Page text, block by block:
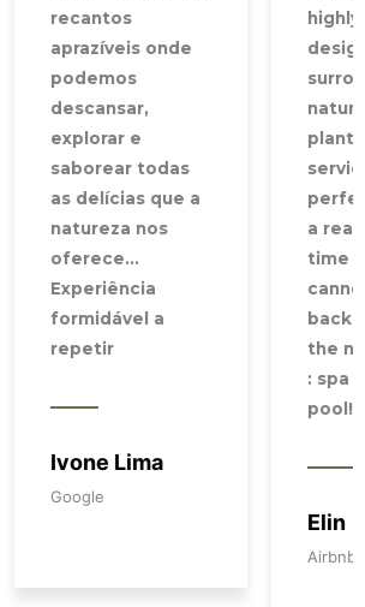
designed place is
nature and fruit
service was
perfect. We had
a really great
cannot wait to
back to discover